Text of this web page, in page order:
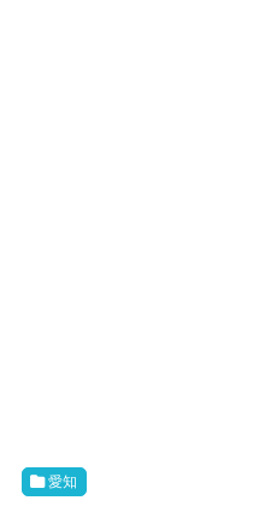
愛知